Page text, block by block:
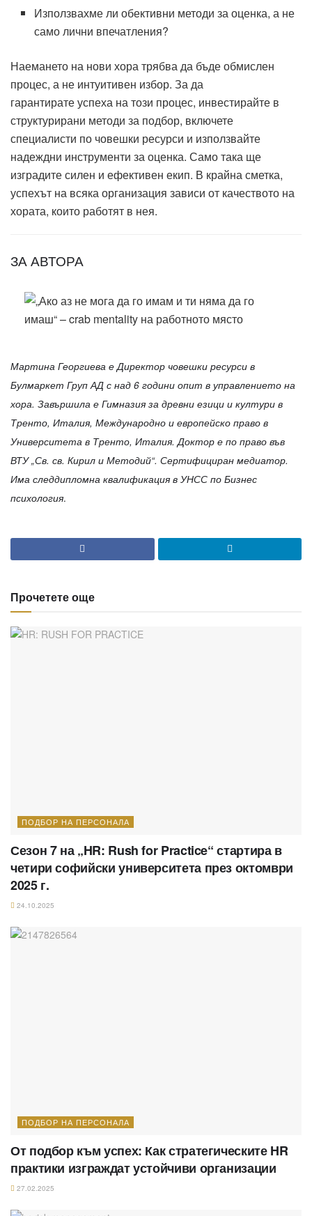
Използвахме ли обективни методи за оценка, а не
само лични впечатления?
Наемането на нови хора трябва да бъде обмислен
процес, а не интуитивен избор. За да
гарантирате успеха на този процес, инвестирайте в
структурирани методи за подбор, включете
специалисти по човешки ресурси и използвайте
надеждни инструменти за оценка. Само така ще
изградите силен и ефективен екип. В крайна сметка,
успехът на всяка организация зависи от качеството на
хората, които работят в нея.
ЗА АВТОРА
Мартина Георгиева е Директор човешки ресурси в
Булмаркет Груп АД с над 6 години опит в управлението на
хора. Завършила е Гимназия за древни езици и култури в
Тренто, Италия, Международно и европейско право в
Университета в Тренто, Италия. Доктор е по право във
ВТУ „Св. св. Кирил и Методий“. Сертифициран медиатор.
Има следдипломна квалификация в УНСС по Бизнес
психология.
Прочетете още
ПОДБОР НА ПЕРСОНАЛА
Сезон 7 на „HR: Rush for Practice“ стартира в
четири софийски университета през октомври
2025 г.
24.10.2025
ПОДБОР НА ПЕРСОНАЛА
От подбор към успех: Как стратегическите HR
практики изграждат устойчиви организации
27.02.2025